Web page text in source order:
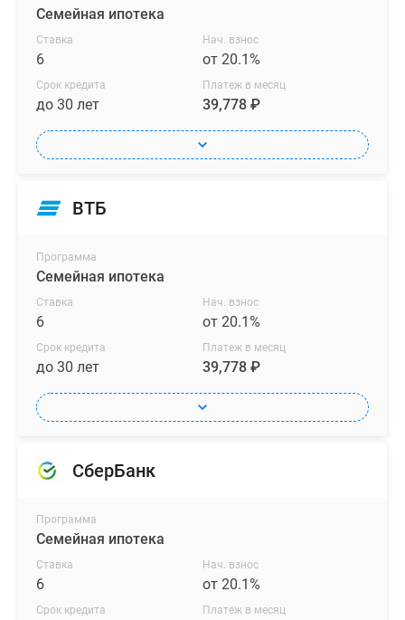
Семейная ипотека
Ставка
6
Нач. взнос
от 20.1%
Срок кредита
до 30 лет
Платеж в месяц
39,778 ₽
ВТБ
Программа
Семейная ипотека
Ставка
6
Нач. взнос
от 20.1%
Срок кредита
до 30 лет
Платеж в месяц
39,778 ₽
СберБанк
Программа
Семейная ипотека
Ставка
6
Нач. взнос
от 20.1%
Срок кредита Платеж в месяц